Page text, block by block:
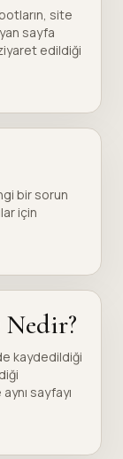
site
sayfa
edildiği
bir sorun
için
kaydedildiği
sayfayı